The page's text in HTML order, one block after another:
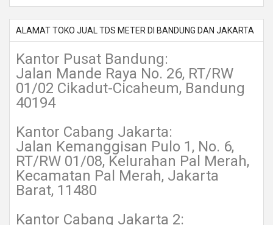
ALAMAT TOKO JUAL TDS METER DI BANDUNG DAN JAKARTA
Kantor Pusat Bandung:
Jalan Mande Raya No. 26, RT/RW
01/02 Cikadut-Cicaheum, Bandung
40194
Kantor Cabang Jakarta:
Jalan Kemanggisan Pulo 1, No. 6,
RT/RW 01/08, Kelurahan Pal Merah,
Kecamatan Pal Merah, Jakarta
Barat, 11480
Kantor Cabang Jakarta 2: